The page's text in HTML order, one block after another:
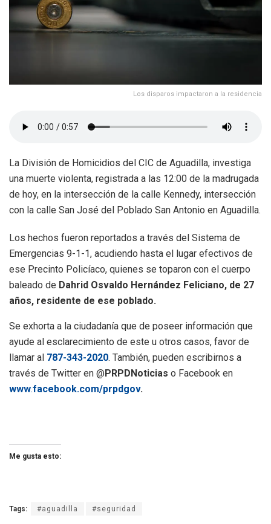
Los disparos impactaron a la residencia
La División de Homicidios del CIC de Aguadilla, investiga
una muerte violenta, registrada a las 12:00 de la madrugada
de hoy, en la intersección de la calle Kennedy, intersección
con la calle San José del Poblado San Antonio en Aguadilla.
Los hechos fueron reportados a través del Sistema de
Emergencias 9-1-1, acudiendo hasta el lugar efectivos de
ese Precinto Policíaco, quienes se toparon con el cuerpo
baleado de Dahrid Osvaldo Hernández Feliciano, de 27
años, residente de ese poblado.
Se exhorta a la ciudadanía que de poseer información que
ayude al esclarecimiento de este u otros casos, favor de
llamar al 787-343-2020. También, pueden escribirnos a
través de Twitter en @PRPDNoticias o Facebook en
www.facebook.com/prpdgov.
Me gusta esto:
Tags: #aguadilla #seguridad